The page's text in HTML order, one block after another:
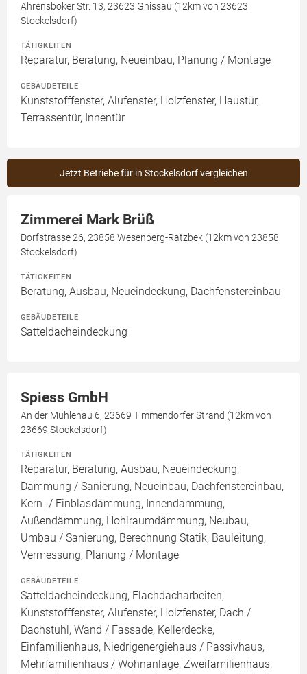
Ahrensböker Str. 13, 23623 Gnissau (12km von 23623
Stockelsdorf)
TÄTIGKEITEN
Reparatur, Beratung, Neueinbau, Planung / Montage
GEBÄUDETEILE
Kunststofffenster, Alufenster, Holzfenster, Haustür,
Terrassentür, Innentür
Jetzt Betriebe für in Stockelsdorf vergleichen
Zimmerei Mark Brüß
Dorfstrasse 26, 23858 Wesenberg-Ratzbek (12km von 23858
Stockelsdorf)
TÄTIGKEITEN
Beratung, Ausbau, Neueindeckung, Dachfenstereinbau
GEBÄUDETEILE
Satteldacheindeckung
Spiess GmbH
An der Mühlenau 6, 23669 Timmendorfer Strand (12km von
23669 Stockelsdorf)
TÄTIGKEITEN
Reparatur, Beratung, Ausbau, Neueindeckung,
Dämmung / Sanierung, Neueinbau, Dachfenstereinbau,
Kern- / Einblasdämmung, Innendämmung,
Außendämmung, Hohlraumdämmung, Neubau,
Umbau / Sanierung, Berechnung Statik, Bauleitung,
Vermessung, Planung / Montage
GEBÄUDETEILE
Satteldacheindeckung, Flachdacharbeiten,
Kunststofffenster, Alufenster, Holzfenster, Dach /
Dachstuhl, Wand / Fassade, Kellerdecke,
Einfamilienhaus, Niedrigenergiehaus / Passivhaus,
Mehrfamilienhaus / Wohnanlage, Zweifamilienhaus,